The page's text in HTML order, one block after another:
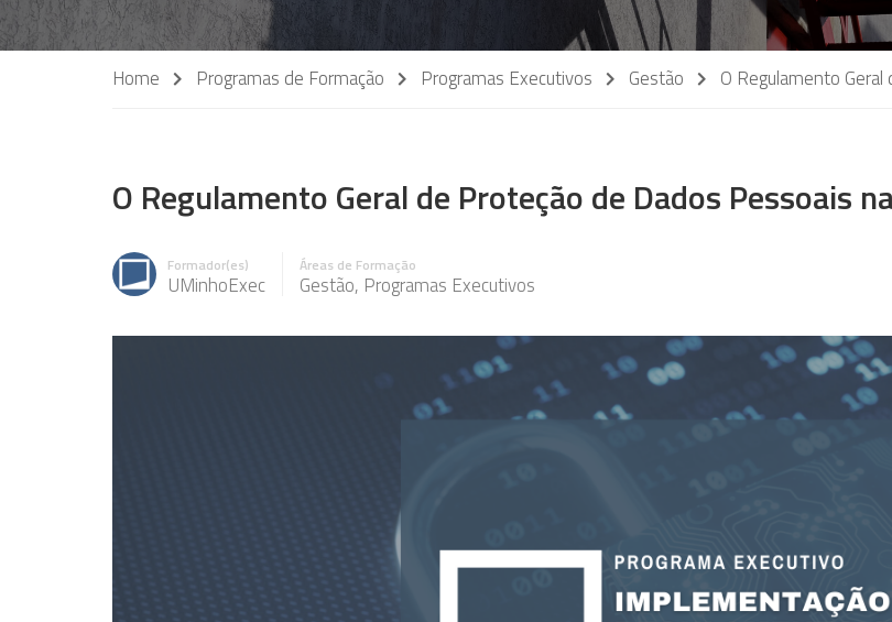
Home Programas de Formação Programas Executivos Gestão O Regulamento
O Regulamento Geral de Proteção de Dados Pessoais
Formador(es)
UMinhoExec
Áreas de Formação
Gestão, Programas Executivos